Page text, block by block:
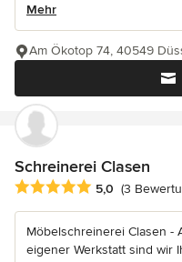
Mehr
Am Ökotop 74, 40549
Schreinerei Clasen
Durchschnittliche
5,0 (3
Möbelschreinerei Clasen -
eigener Werkstatt sind wir